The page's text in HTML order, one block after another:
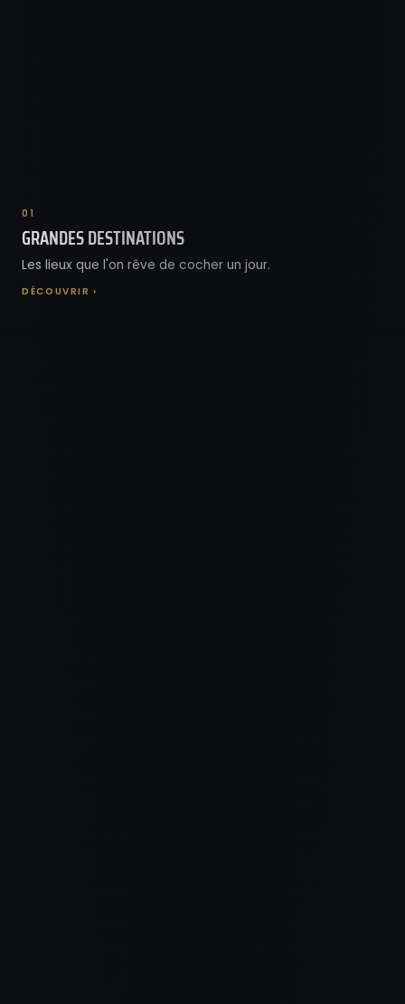
01
GRANDES DESTINATIONS
Les lieux que l'on rêve de cocher un jour.
DÉCOUVRIR ›